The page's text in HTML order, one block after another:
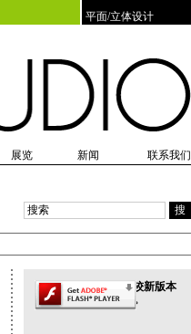
平面/立体设计
展览
新闻 联系我们
搜
此页面上的内容需要较新版本
的 adobe flash player。